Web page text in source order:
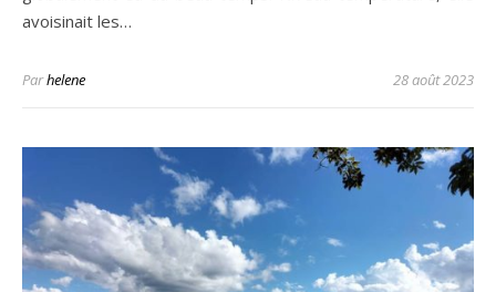
avoisinait les…
Parhelene 28 août 2023